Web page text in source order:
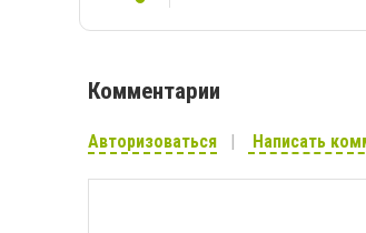
Комментарии
Авторизоваться Написать